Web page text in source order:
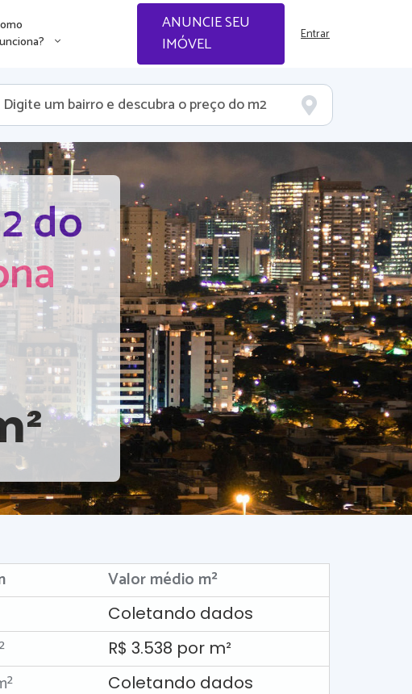
ANUNCIE SEU
IMÓVEL
Entrar
do
Valor médio m²
Coletando dados
R$ 3.538 por m²
Coletando dados